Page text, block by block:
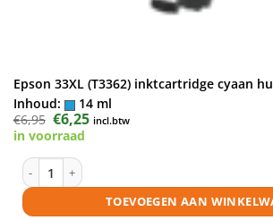
Epson 33XL (T3362) inktcartridge cyaan
Inhoud:
14 ml
€6,95 Oorspronkelijke
prijs
was:
€6,25Huidige
prijs
incl.btw
in voorraad
Epson 33XL (T3362) inktcartridge cyaan
TOEVOEGEN AAN